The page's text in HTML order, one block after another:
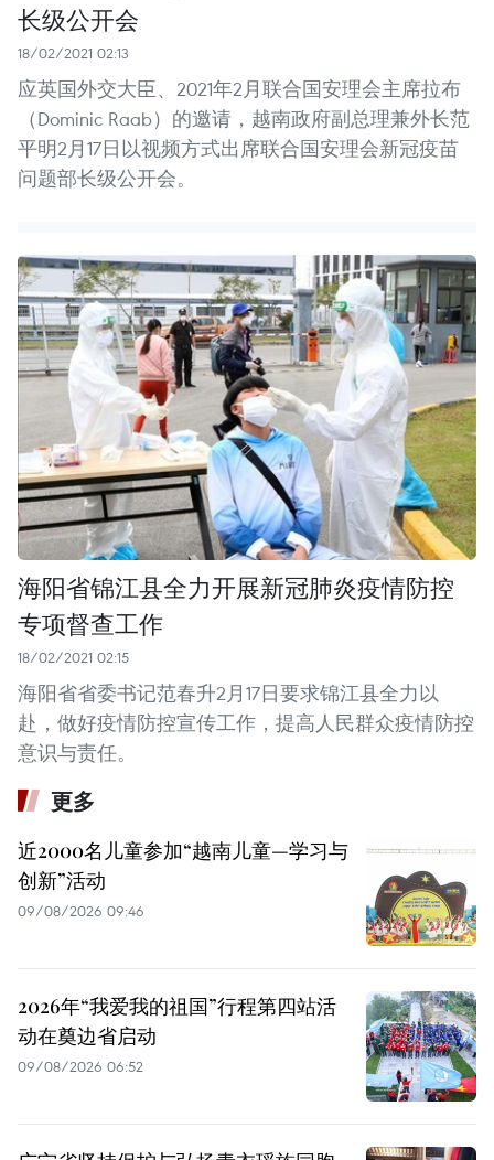
长级公开会
18/02/2021 02:13
应英国外交大臣、2021年2月联合国安理会主席拉布
（Dominic Raab）的邀请，越南政府副总理兼外长范
平明2月17日以视频方式出席联合国安理会新冠疫苗
问题部长级公开会。
海阳省锦江县全力开展新冠肺炎疫情防控
专项督查工作
18/02/2021 02:15
海阳省省委书记范春升2月17日要求锦江县全力以
赴，做好疫情防控宣传工作，提高人民群众疫情防控
意识与责任。
更多
近2000名儿童参加“越南儿童—学习与
创新”活动
09/08/2026 09:46
2026年“我爱我的祖国”行程第四站活
动在奠边省启动
09/08/2026 06:52